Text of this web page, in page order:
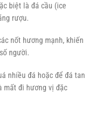
biệt là đá cầu (ice
rượu.
nốt hương mạnh, khiến
người.
nhiều đá hoặc để đá tan
mất đi hương vị đặc